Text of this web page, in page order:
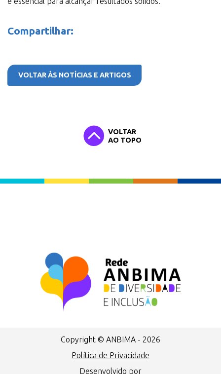
Compartilhar:
VOLTAR ÀS NOTÍCIAS E ARTIGOS
VOLTAR
AO TOPO
Copyright © ANBIMA - 2026
Política de Privacidade
Desenvolvido por